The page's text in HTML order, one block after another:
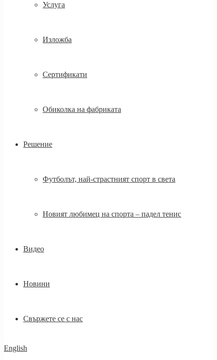
Услуга
Изложба
Сертификати
Обиколка на фабриката
Решение
Футболът, най-страстният спорт в света
Новият любимец на спорта – падел тенис
Видео
Новини
Свържете се с нас
English